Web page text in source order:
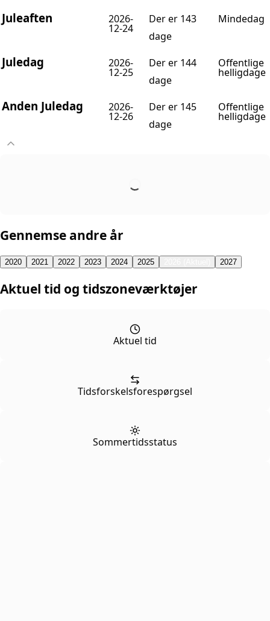
Juleaften 2026-
12-24
Der er 143
dage
Mindedag
Juledag 2026-
12-25
Der er 144
dage
Offentlige
helligdage
Anden Juledag 2026-
12-26
Der er 145
dage
Offentlige
helligdage
Gennemse andre år
2020 2021 2022 2023 2024 2025 2027
Aktuel tid og tidszoneværktøjer
Aktuel tid
Tidsforskelsforespørgsel
Sommertidsstatus